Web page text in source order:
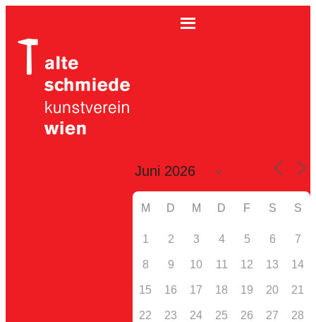
M D M D F S S
1 2 3 4 5 6 7
8 9 10 11 12 13 14
15 16 17 18 19 20 21
22 23 24 25 26 27 28